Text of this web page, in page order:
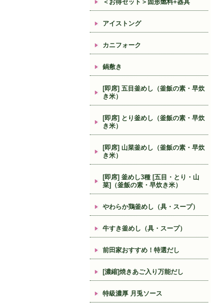
＜お得セット＞固形燃料+器具
アイストング
カニフォーク
鍋敷き
[即席] 五目釜めし（釜飯の素・早炊
き米）
[即席] とり釜めし（釜飯の素・早炊
き米）
[即席] 山菜釜めし（釜飯の素・早炊
き米）
[即席] 釜めし3種 [五目・とり・山
菜]（釜飯の素・早炊き米）
やわらか鶏釜めし（具・スープ）
牛すき釜めし（具・スープ）
前田家おすすめ！特選だし
[濃縮]焼きあご入り万能だし
特級濃厚 月兎ソース